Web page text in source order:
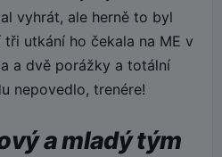
vyhrát, ale herně to byl
utkání ho čekala na ME v
a dvě porážky a totální
nepovedlo, trenére!
a mladý tým